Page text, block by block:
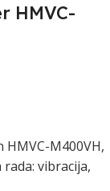
HMVC-
HMVC-M400VH,
rada: vibracija,